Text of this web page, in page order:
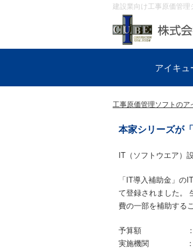
建設業向け工事原価管
アイキュ
工事原価管理ソフトのア
本家シリーズが
IT（ソフトウエア）
「IT導入補助金」の
て登録されました。
費の一部を補助する
予算額 ：
実施機関 ：平成